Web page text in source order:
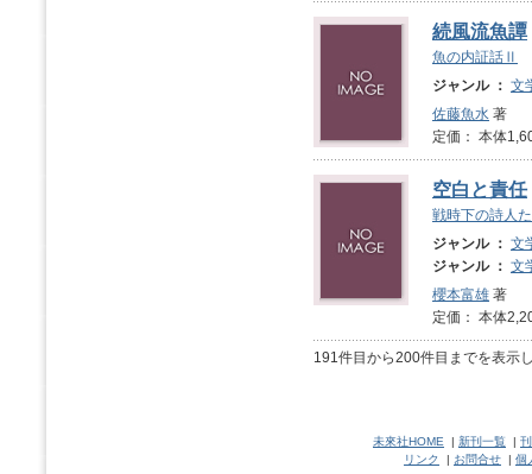
続風流魚譚
魚の内証話Ⅱ
ジャンル ： 文
佐藤魚水 著
定価： 本体
空白と責任
戦時下の詩人
ジャンル ： 文
ジャンル ： 文
櫻本富雄 著
定価： 本体
191件目から200件目までを表示
未來社HOME | 新刊一覧 |
リンク
| お問合せ | 個